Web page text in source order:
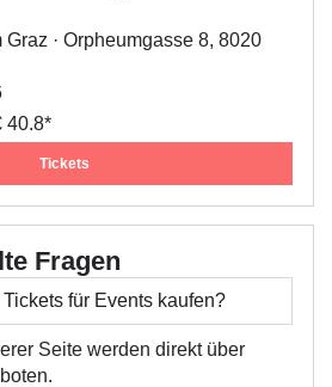
Graz · Orpheumgasse 8, 8020
40.8*
Tickets
Fragen
für Events kaufen?
Seite werden direkt über